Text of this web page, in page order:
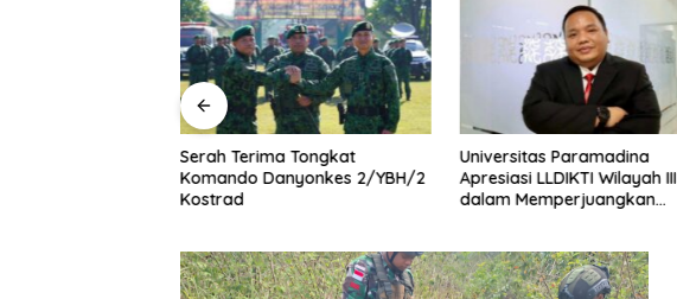
Serah Terima Tongkat
Komando Danyonkes 2/YBH/2
Kostrad
Universitas Paramadina
Apresiasi LLDIKTI Wilayah III
dalam Memperjuangkan